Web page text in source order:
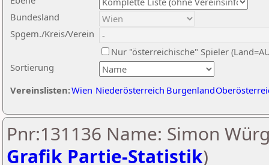
Sortierung
Bundesland
Spgem./Kreis/Verein
Nur "österreichische" Spieler
Vereinslisten:Wien Niederösterreich Burgenland
Pnr:131136 Name: Simon
Grafik Partie-Statistik)